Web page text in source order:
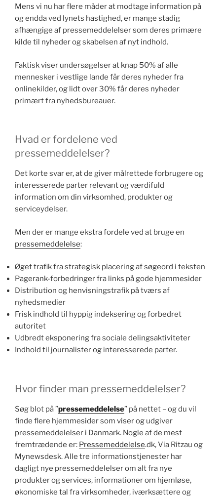
Mens vi nu har flere måder at modtage information på
og endda ved lynets hastighed, er mange stadig
afhængige af pressemeddelelser som deres primære
kilde til nyheder og skabelsen af nyt indhold.
Faktisk viser undersøgelser at knap 50% af alle
mennesker i vestlige lande får deres nyheder fra
onlinekilder, og lidt over 30% får deres nyheder
primært fra nyhedsbureauer.
Hvad er fordelene ved
pressemeddelelser?
Det korte svar er, at de giver målrettede forbrugere og
interesserede parter relevant og værdifuld
information om din virksomhed, produkter og
serviceydelser.
Men der er mange ekstra fordele ved at bruge en
pressemeddelelse:
Øget trafik fra strategisk placering af søgeord i teksten
Pagerank-forbedringer fra links på gode hjemmesider
Distribution og henvisningstrafik på tværs af
nyhedsmedier
Frisk indhold til hyppig indeksering og forbedret
autoritet
Udbredt eksponering fra sociale delingsaktiviteter
Indhold til journalister og interesserede parter.
Hvor finder man pressemeddelelser?
Søg blot på ”pressemeddelelse” på nettet – og du vil
finde flere hjemmesider som viser og udgiver
pressemeddelelser i Danmark. Nogle af de mest
fremtrædende er: Pressemeddelelse.dk, Via Ritzau og
Mynewsdesk. Alle tre informationstjenester har
dagligt nye pressemeddelelser om alt fra nye
produkter og services, informationer om hjemløse,
økonomiske tal fra virksomheder, iværksættere og